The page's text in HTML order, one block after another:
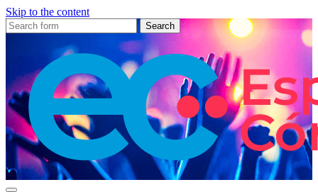
Skip to the content
Search
for:
Espectáculo